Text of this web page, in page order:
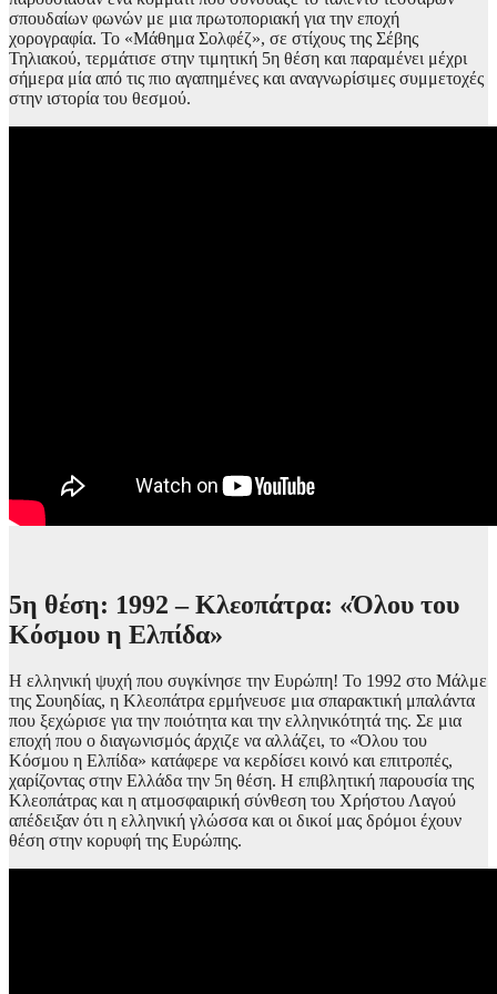
σπουδαίων φωνών με μια πρωτοποριακή για την εποχή
χορογραφία. Το «Μάθημα Σολφέζ», σε στίχους της Σέβης
Τηλιακού, τερμάτισε στην τιμητική 5η θέση και παραμένει μέχρι
σήμερα μία από τις πιο αγαπημένες και αναγνωρίσιμες συμμετοχές
στην ιστορία του θεσμού.
5η θέση: 1992 – Κλεοπάτρα: «Όλου του
Κόσμου η Ελπίδα»
Η ελληνική ψυχή που συγκίνησε την Ευρώπη! Το 1992 στο Μάλμε
της Σουηδίας, η Κλεοπάτρα ερμήνευσε μια σπαρακτική μπαλάντα
που ξεχώρισε για την ποιότητα και την ελληνικότητά της. Σε μια
εποχή που ο διαγωνισμός άρχιζε να αλλάζει, το «Όλου του
Κόσμου η Ελπίδα» κατάφερε να κερδίσει κοινό και επιτροπές,
χαρίζοντας στην Ελλάδα την 5η θέση. Η επιβλητική παρουσία της
Κλεοπάτρας και η ατμοσφαιρική σύνθεση του Χρήστου Λαγού
απέδειξαν ότι η ελληνική γλώσσα και οι δικοί μας δρόμοι έχουν
θέση στην κορυφή της Ευρώπης.